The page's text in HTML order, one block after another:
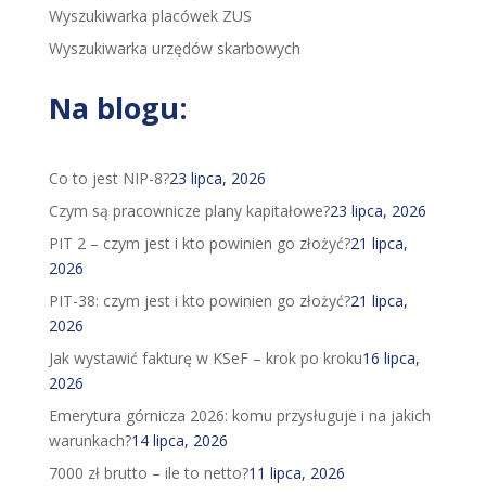
Wyszukiwarka placówek ZUS
Wyszukiwarka urzędów skarbowych
Na blogu:
Co to jest NIP-8?23 lipca, 2026
Czym są pracownicze plany kapitałowe?23 lipca, 2026
PIT 2 – czym jest i kto powinien go złożyć?21 lipca,
2026
PIT-38: czym jest i kto powinien go złożyć?21 lipca,
2026
Jak wystawić fakturę w KSeF – krok po kroku16 lipca,
2026
Emerytura górnicza 2026: komu przysługuje i na jakich
warunkach?14 lipca, 2026
7000 zł brutto – ile to netto?11 lipca, 2026